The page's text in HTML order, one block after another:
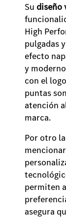
Su diseño
High
pulgadas
efecto
y
con el
puntas
atención
marca.
Por otro
permiten
asegura